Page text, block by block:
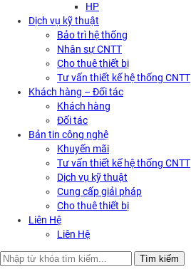
HP
Dịch vụ kỹ thuật
Bảo trì hệ thống
Nhân sự CNTT
Cho thuê thiết bị
Tư vấn thiết kế hệ thống CNTT
Khách hàng – Đối tác
Khách hàng
Đối tác
Bản tin công nghệ
Khuyến mãi
Tư vấn thiết kế hệ thống CNTT
Dịch vụ kỹ thuật
Cung cấp giải pháp
Cho thuê thiết bị
Liên Hệ
Liên Hệ
Search
Tìm kiếm